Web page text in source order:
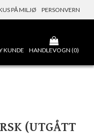
PÅ MILJØ PERSONVERN
KUNDE HANDLEVOGN (0)
(UTGÅTT